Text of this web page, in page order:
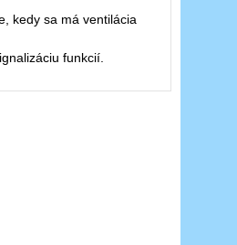
kedy sa má ventilácia
funkcií.